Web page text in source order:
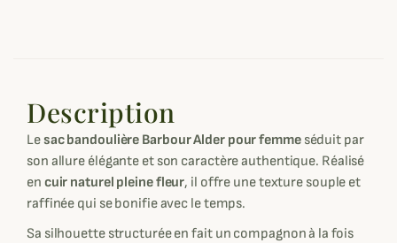
Description
Lesac bandoulière Barbour Alder pour femmeséduit par
son allure élégante et son caractère authentique. Réalisé
en cuir naturel pleine fleur, il offre une texture souple et
raffinée qui se bonifie avec le temps.
Sa silhouette structurée en fait un compagnon à la fois